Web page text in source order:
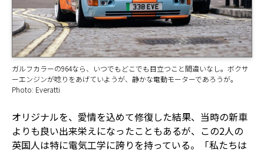
ガルフカラーの964なら、いつでもどこでも目立つこと間違いなし。ボクサ
ーエンジンが唸りをあげていようが、静かな電動モーターであろうが。
Photo: Everatti
オリジナルを、愛情を込めて修復した結果、当時の新車
よりも良い出来栄えになったこともあるが、この2人の
英国人は特に電気工学に誇りを持っている。「私たちは